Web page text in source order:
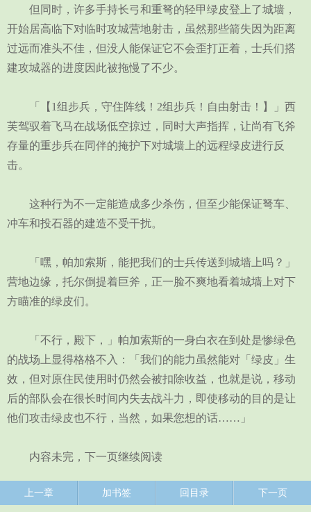
但同时，许多手持长弓和重弩的轻甲绿皮登上了城墙，
开始居高临下对临时攻城营地射击，虽然那些箭失因为距离
过远而准头不佳，但没人能保证它不会歪打正着，士兵们搭
建攻城器的进度因此被拖慢了不少。
「【1组步兵，守住阵线！2组步兵！自由射击！】」西
芙驾驭着飞马在战场低空掠过，同时大声指挥，让尚有飞斧
存量的重步兵在同伴的掩护下对城墙上的远程绿皮进行反
击。
这种行为不一定能造成多少杀伤，但至少能保证弩车、
冲车和投石器的建造不受干扰。
「嘿，帕加索斯，能把我们的士兵传送到城墙上吗？」
营地边缘，托尔倒提着巨斧，正一脸不爽地看着城墙上对下
方瞄准的绿皮们。
「不行，殿下，」帕加索斯的一身白衣在到处是惨绿色
的战场上显得格格不入：「我们的能力虽然能对「绿皮」生
效，但对原住民使用时仍然会被扣除收益，也就是说，移动
后的部队会在很长时间内失去战斗力，即使移动的目的是让
他们攻击绿皮也不行，当然，如果您想的话……」
内容未完，下一页继续阅读
上一章 加书签 回目录 下一页